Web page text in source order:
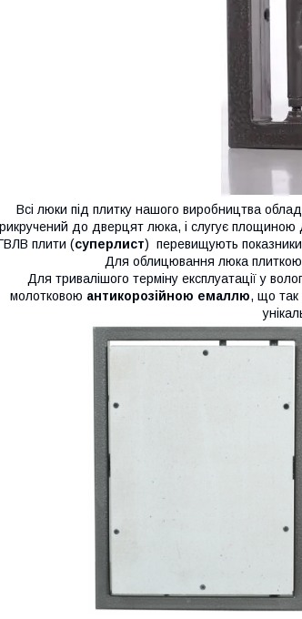
Всі люки під плитку нашого виробництва
до дверцят люка, і слугує площиною
плити (суперлист) перевищують показники
Для облицювання люка
Для тривалішого терміну експлуатації у
молотковою антикорозійною емаллю, що так